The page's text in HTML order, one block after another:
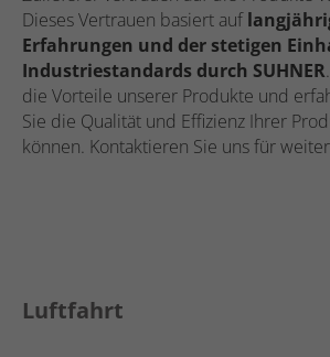
Dieses Vertrauen basiert auf
Erfahrungen und der stetigen
Industriestandards durch SUHNER
die Vorteile unserer Produkte und
Sie die Qualität und Effizienz Ihrer
können. Kontaktieren Sie uns für
Luftfahrt